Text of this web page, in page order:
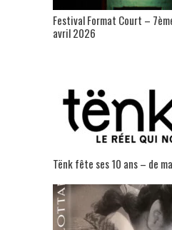
Festival Format Court –
avril 2026
Tënk fête ses 10 ans – de